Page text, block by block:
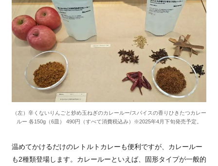
（左）辛くないりんごと炒め玉ねぎのカレールー/スパイスの香りひきたつカレー
ルー 各150g（6皿） 490円（すべて消費税込み）※2025年4月下旬発売予定。
温めてかけるだけのレトルトカレーも便利ですが、カレールー
も2種類登場します。カレールーといえば、固形タイプが一般的